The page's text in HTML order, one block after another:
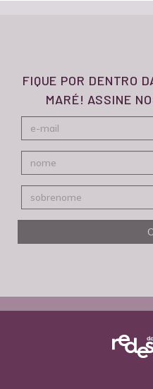
FIQUE POR DENTRO
MARÉ! ASSINE